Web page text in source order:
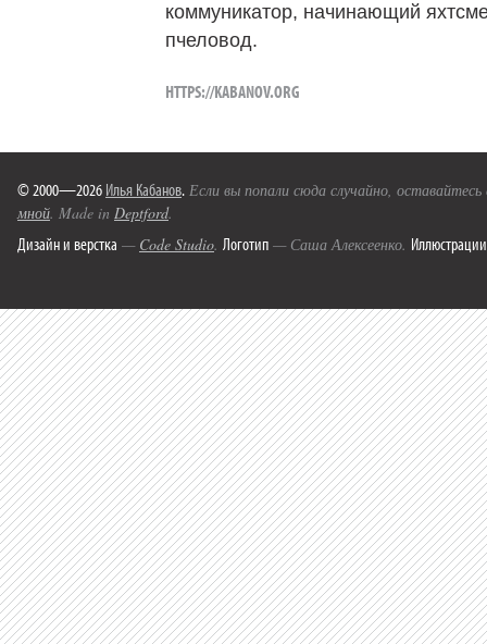
коммуникатор, начинающий
пчеловод.
HTTPS://KABANOV.ORG
© 2000—2026 Илья Кабанов. Если вы попали сюда случайно,
мной. Made in Deptford.
Дизайн и верстка — Code Studio. Логотип — Саша Алексеенко. Иллюстрации